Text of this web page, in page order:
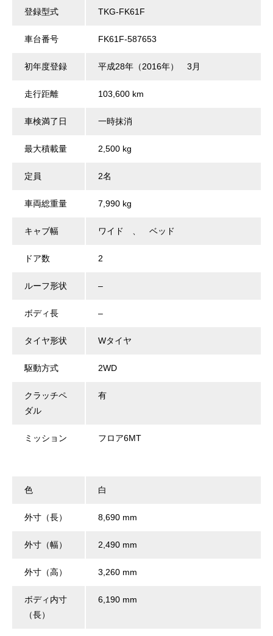
登録型式 TKG-FK61F
車台番号 FK61F-587653
初年度登録 平成28年（2016年） 3月
走行距離 103,600 km
車検満了日 一時抹消
最大積載量 2,500 kg
定員 2名
車両総重量 7,990 kg
キャブ幅 ワイド 、 ベッド
ドア数 2
ルーフ形状 –
ボディ長 –
タイヤ形状 Wタイヤ
駆動方式 2WD
クラッチペ
ダル
有
ミッション フロア6MT
色 白
外寸（長） 8,690 mm
外寸（幅） 2,490 mm
外寸（高） 3,260 mm
ボディ内寸
（長）
6,190 mm